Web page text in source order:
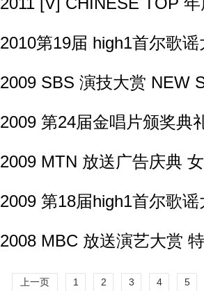
2010第19届 high1首尔歌
2009 SBS 演技大赏 NEW
2009 第24届金唱片颁奖典
2009 MTN 放送广告庆典
2009 第18届high1首尔歌
2008 MBC 放送演艺大赏
上一页 1 2 3 4 5